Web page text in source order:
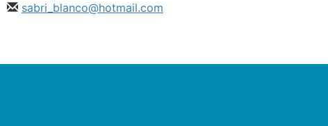
sabri_blanco@hotmail.com